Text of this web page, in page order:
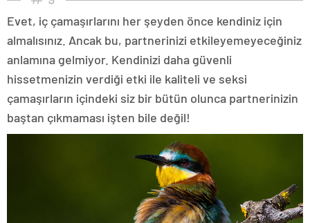
Evet, iç çamaşırlarını her şeyden önce kendiniz için
almalısınız. Ancak bu, partnerinizi etkileyemeyeceğiniz
anlamına gelmiyor. Kendinizi daha güvenli
hissetmenizin verdiği etki ile kaliteli ve seksi
çamaşırların içindeki siz bir bütün olunca partnerinizin
baştan çıkmaması işten bile değil!